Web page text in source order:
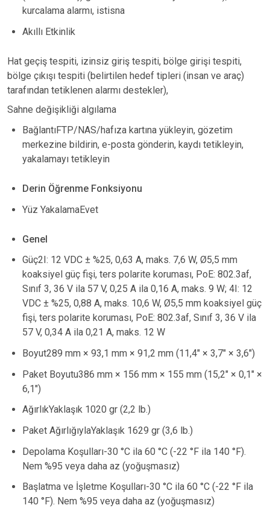
kurcalama alarmı, istisna
Akıllı Etkinlik
Hat geçiş tespiti, izinsiz giriş tespiti, bölge girişi tespiti,
bölge çıkışı tespiti (belirtilen hedef tipleri (insan ve araç)
tarafından tetiklenen alarmı destekler),
Sahne değişikliği algılama
BağlantıFTP/NAS/hafıza kartına yükleyin, gözetim
merkezine bildirin, e-posta gönderin, kaydı tetikleyin,
yakalamayı tetikleyin
Derin Öğrenme Fonksiyonu
Yüz YakalamaEvet
Genel
Güç2I: 12 VDC ± %25, 0,63 A, maks. 7,6 W, Ø5,5 mm
koaksiyel güç fişi, ters polarite koruması, PoE: 802.3af,
Sınıf 3, 36 V ila 57 V, 0,25 A ila 0,16 A, maks. 9 W; 4I: 12
VDC ± %25, 0,88 A, maks. 10,6 W, Ø5,5 mm koaksiyel güç
fişi, ters polarite koruması, PoE: 802.3af, Sınıf 3, 36 V ila
57 V, 0,34 A ila 0,21 A, maks. 12 W
Boyut289 mm × 93,1 mm × 91,2 mm (11,4" × 3,7" × 3,6")
Paket Boyutu386 mm × 156 mm × 155 mm (15,2" × 0,1" ×
6,1")
AğırlıkYaklaşık 1020 gr (2,2 lb.)
Paket AğırlığıylaYaklaşık 1629 gr (3,6 lb.)
Depolama Koşulları-30 °C ila 60 °C (-22 °F ila 140 °F).
Nem %95 veya daha az (yoğuşmasız)
Başlatma ve İşletme Koşulları-30 °C ila 60 °C (-22 °F ila
140 °F). Nem %95 veya daha az (yoğuşmasız)